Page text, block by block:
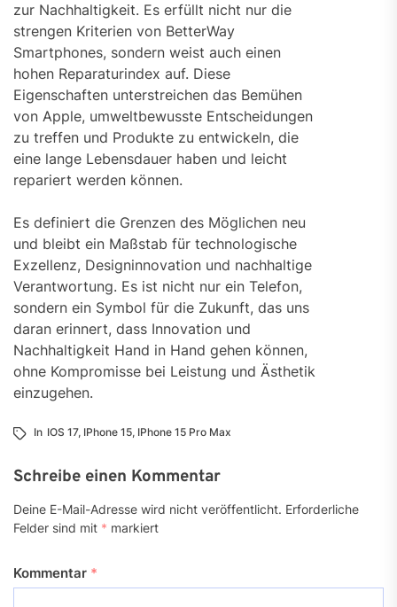
zur Nachhaltigkeit. Es erfüllt nicht nur die
strengen Kriterien von BetterWay
Smartphones, sondern weist auch einen
hohen Reparaturindex auf. Diese
Eigenschaften unterstreichen das Bemühen
von Apple, umweltbewusste Entscheidungen
zu treffen und Produkte zu entwickeln, die
eine lange Lebensdauer haben und leicht
repariert werden können.
Es definiert die Grenzen des Möglichen neu
und bleibt ein Maßstab für technologische
Exzellenz, Designinnovation und nachhaltige
Verantwortung. Es ist nicht nur ein Telefon,
sondern ein Symbol für die Zukunft, das uns
daran erinnert, dass Innovation und
Nachhaltigkeit Hand in Hand gehen können,
ohne Kompromisse bei Leistung und Ästhetik
einzugehen.
In IOS 17, IPhone 15, IPhone 15 Pro Max
Schreibe einen Kommentar
Deine E-Mail-Adresse wird nicht veröffentlicht. Erforderliche
Felder sind mit * markiert
Kommentar *